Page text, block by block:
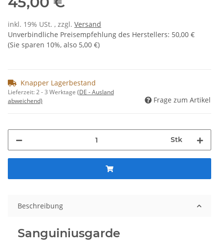
inkl. 19% USt. , zzgl. Versand
Unverbindliche Preisempfehlung des Herstellers: 50,00 €
(Sie sparen 10%, also 5,00 €)
Knapper Lagerbestand
Lieferzeit:2 - 3 Werktage (DE - Ausland
abweichend)
Frage zum Artikel
Stk
Beschreibung
Sanguiniusgarde